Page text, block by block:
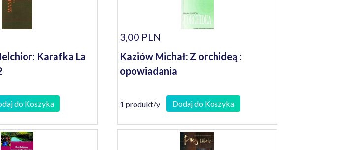
Karafka La
do Koszyka
3,00 PLN
Kaziów Michał: Z orchideą :
opowiadania
1 produkt/y Dodaj do Koszyka